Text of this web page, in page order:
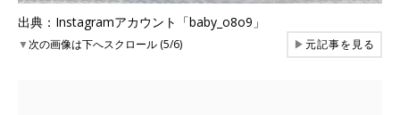
出典：Instagramアカウント「baby_o8o9」
▼次の画像は下へスクロール (5/6) ▶元記事を見る